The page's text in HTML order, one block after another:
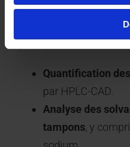
nous réalisons
complémentaires en
partenariats établis :
Quantification
par HPLC-CAD.
Analyse des
tampons, y